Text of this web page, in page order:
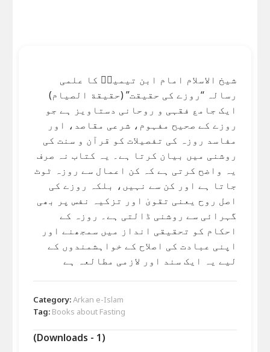
شیخ الاسلام امام ابن تیمیہؒ کا علمی
رسالہ “روزے کی حقیقت” (حقیقة الصیام)
ایک جامع فقہی و روحانی دستاویز ہے جو
روزے کے صحیح مفہوم، شرعی مقاصد، اور
مفاسد روزہ کی تفصیلات کو قرآن و سنت کی
روشنی میں بیان کرتا ہے۔ یہ کتاب نہ صرف
یہ واضح کرتی ہے کہ کن اعمال سے روزہ ٹوٹ
جاتا ہے اور کن سے نہیں، بلکہ روزے کی
اصل روح یعنی تقویٰ اور تزکیہ نفس پر بھی
گہرائی سے روشنی ڈالتی ہے۔ روزہ کے
احکام کو تحقیقی انداز میں سمجھنے اور
اپنی عبادت کی اصلاح کے خواہشمندوں کے
لیے یہ ایک سند اور لازمی مطالعہ ہے
Category:Arkan e-Islam
Tag: Books about Fasting
(Downloads - 1)